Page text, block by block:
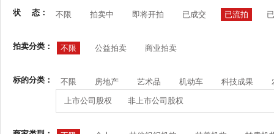
状 态： 不限 拍卖中 即将开拍 已成交 已流拍
拍卖分类： 不限 公益拍卖 商业拍卖
标的分类： 不限 房地产 艺术品 机动车 科技成果
上市公司股权 非上市公司股权